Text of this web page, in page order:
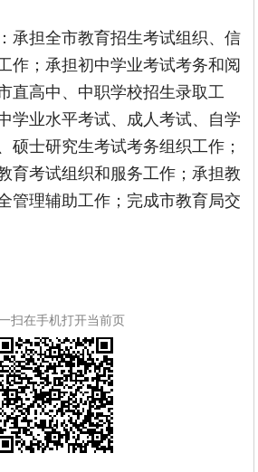
承担全市教育招生考试组织、信
作；承担初中学业考试考务和阅
直高中、中职学校招生录取工
学业水平考试、成人考试、自学
硕士研究生考试考务组织工作；
育考试组织和服务工作；承担教
管理辅助工作；完成市教育局交
扫在手机打开当前页